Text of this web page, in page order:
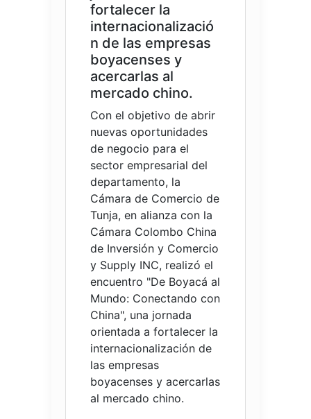
fortalecer la
internacionalizació
n de las empresas
boyacenses y
acercarlas al
mercado chino.
Con el objetivo de abrir
nuevas oportunidades
de negocio para el
sector empresarial del
departamento, la
Cámara de Comercio de
Tunja, en alianza con la
Cámara Colombo China
de Inversión y Comercio
y Supply INC, realizó el
encuentro "De Boyacá al
Mundo: Conectando con
China", una jornada
orientada a fortalecer la
internacionalización de
las empresas
boyacenses y acercarlas
al mercado chino.